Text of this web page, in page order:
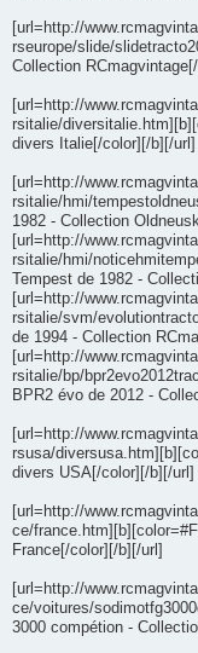
[url=http://
rseurope/slide/
Collection RCmagvintage[/
[url=http://
rsitalie/
divers Italie[/color][/b][/url]
[url=http://
rsitalie/hmi/
1982 - Collection
[url=http://
rsitalie/hmi/
Tempest de 1982 -
[url=http://
rsitalie/svm/
de 1994 - Collection
[url=http://
rsitalie/bp/
BPR2 évo de 2012 -
[url=http://
rsusa/
divers USA[/color][/b][/
[url=http://
ce/
France[/color][/b][/url]
[url=http://
ce/voitures/
3000 compétion -